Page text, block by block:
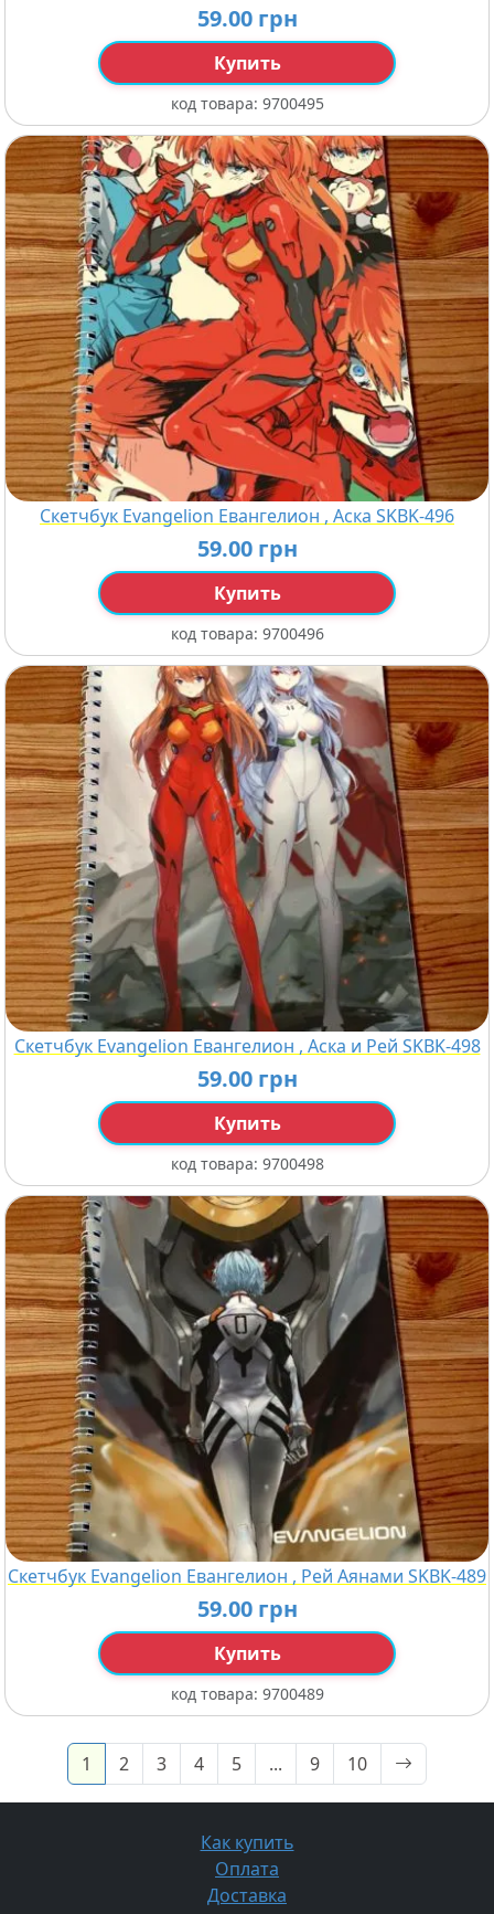
59.00 грн
Купить
код товара: 9700495
Скетчбук Evangelion Евангелион , Аска SKBK-496
59.00 грн
Купить
код товара: 9700496
Скетчбук Evangelion Евангелион , Аска и Рей SKBK-498
59.00 грн
Купить
код товара: 9700498
Скетчбук Evangelion Евангелион , Рей Аянами SKBK-489
59.00 грн
Купить
код товара: 9700489
1 (current)
2 3 4 5 ... 9 10
Как купить
Оплата
Доставка